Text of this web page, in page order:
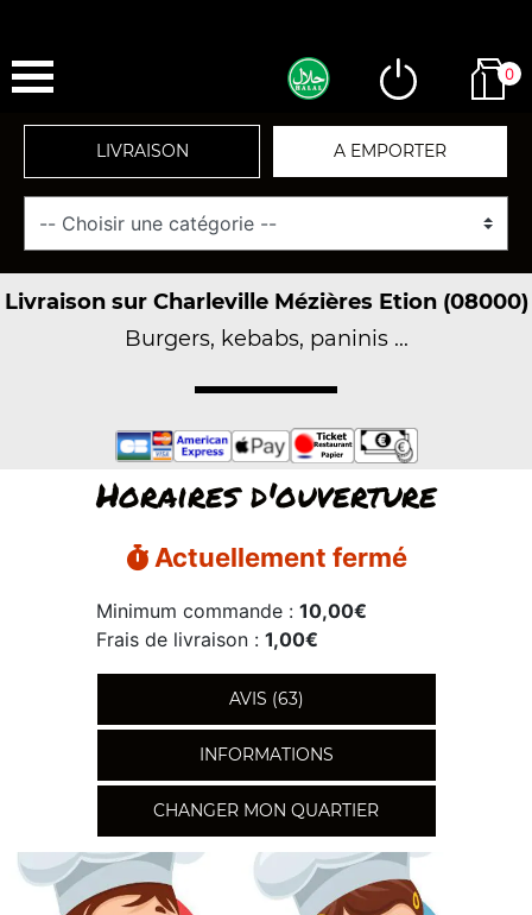
0
LIVRAISON A EMPORTER
Livraison sur Charleville Mézières Etion (08000)
Burgers, kebabs, paninis ...
Horaires d'ouverture
Actuellement fermé
Minimum commande : 10,00€
Frais de livraison : 1,00€
AVIS (63)
INFORMATIONS
CHANGER MON QUARTIER